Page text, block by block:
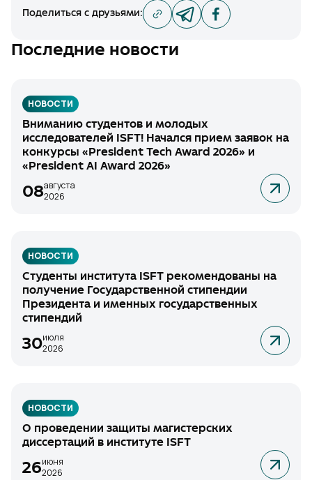
Поделиться с друзьями :
Последние новости
НОВОСТИ
Вниманию студентов и молодых
исследователей ISFT! Начался прием заявок на
конкурсы «President Tech Award 2026» и
«President AI Award 2026»
08августа
2026
НОВОСТИ
Студенты института ISFT рекомендованы на
получение Государственной стипендии
Президента и именных государственных
стипендий
30июля
2026
НОВОСТИ
О проведении защиты магистерских
диссертаций в институте ISFT
26июня
2026